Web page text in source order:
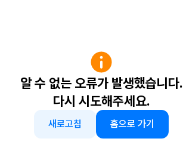
알 수 없는 오류가 발생했습니다.
다시 시도해주세요.
새로고침 홈으로 가기